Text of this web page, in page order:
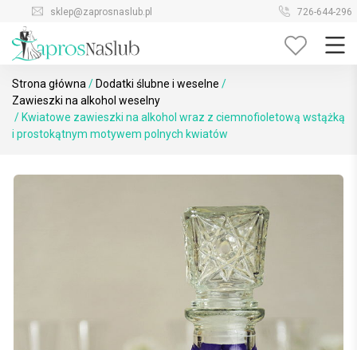
content
sklep@zaprosnaslub.pl 726-644-296
Strona główna / Dodatki ślubne i weselne /
Zawieszki na alkohol weselny
/ Kwiatowe zawieszki na alkohol wraz z ciemnofioletową wstążką
i prostokątnym motywem polnych kwiatów